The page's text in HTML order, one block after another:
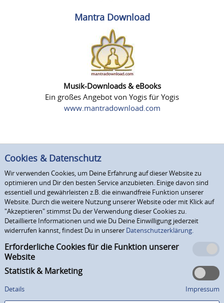
Mantra Download
Musik-Downloads & eBooks
Ein großes Angebot von Yogis für Yogis
www.mantradownload.com
Cookies & Datenschutz
Wir verwenden Cookies, um Deine Erfahrung auf dieser Website zu
optimieren und Dir den besten Service anzubieten. Einige davon sind
essentiell und gewährleisten z.B. die einwandfreie Funktion unserer
Website. Durch die weitere Nutzung unserer Website oder mit Klick auf
"Akzeptieren" stimmst Du der Verwendung dieser Cookies zu.
Detaillierte Informationen und wie Du Deine Einwilligung jederzeit
widerrufen kannst, findest Du in unserer Datenschutzerklärung.
Erforderliche Cookies für die Funktion unserer
Website
Statistik & Marketing
Details Impressum